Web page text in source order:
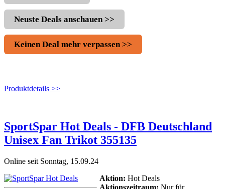
Neuste Deals anschauen >>
Keinen Deal mehr verpassen >>
Produktdetails >>
SportSpar Hot Deals - DFB Deutschland
Unisex Fan Trikot 355135
Online seit Sonntag, 15.09.24
Aktion: Hot Deals